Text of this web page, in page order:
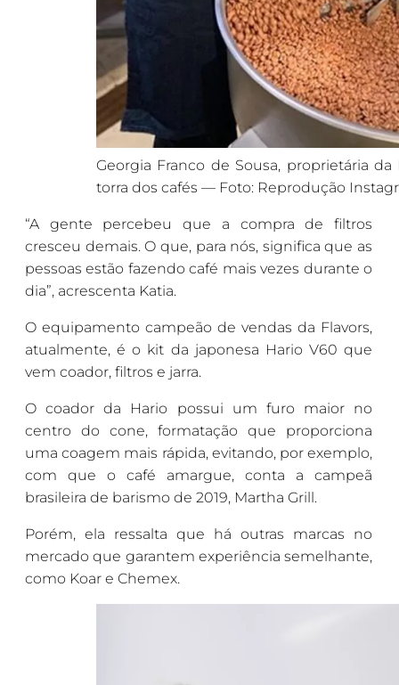
Georgia Franco de Sousa, proprietária
torra dos cafés — Foto: Reprodução
“A gente percebeu que a compra de filtros
cresceu demais. O que, para nós, significa que as
pessoas estão fazendo café mais vezes durante o
dia”, acrescenta Katia.
O equipamento campeão de vendas da Flavors,
atualmente, é o kit da japonesa Hario V60 que
vem coador, filtros e jarra.
O coador da Hario possui um furo maior no
centro do cone, formatação que proporciona
uma coagem mais rápida, evitando, por exemplo,
com que o café amargue, conta a campeã
brasileira de barismo de 2019, Martha Grill.
Porém, ela ressalta que há outras marcas no
mercado que garantem experiência semelhante,
como Koar e Chemex.